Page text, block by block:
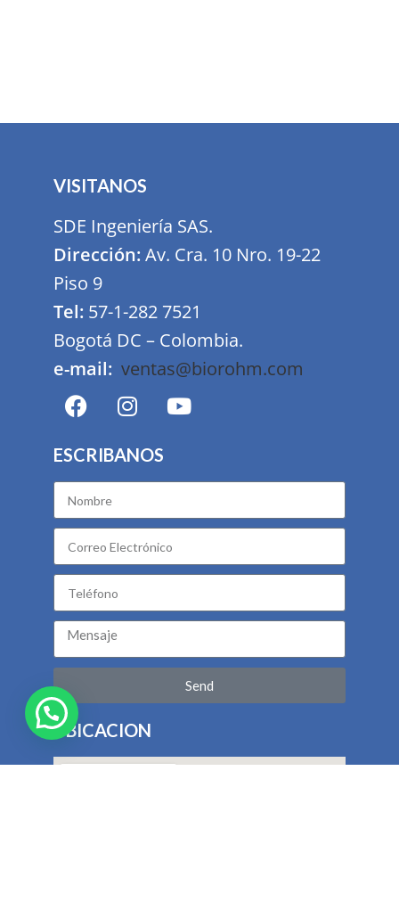
VISITANOS
SDE Ingeniería SAS.
Dirección:Av. Cra. 10 Nro. 19-22
Piso 9
Tel: 57-1-282 7521
Bogotá DC – Colombia.
e-mail: ventas@biorohm.com
ESCRIBANOS
Send
UBICACION